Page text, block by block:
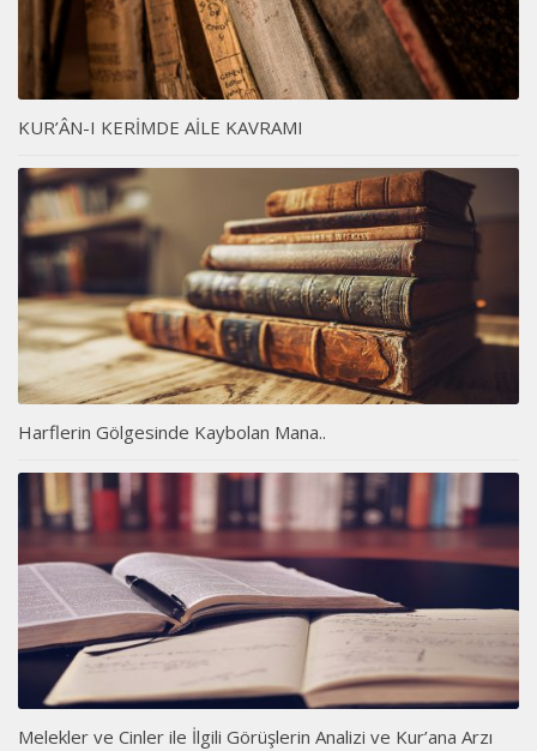
KUR’ÂN-I KERİMDE AİLE KAVRAMI
Harflerin Gölgesinde Kaybolan Mana..
Melekler ve Cinler ile İlgili Görüşlerin Analizi ve Kur’ana Arzı